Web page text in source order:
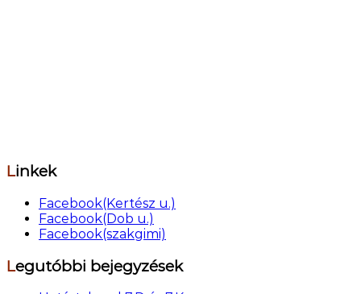
Linkek
Facebook(Kertész u.)
Facebook(Dob u.)
Facebook(szakgimi)
Legutóbbi bejegyzések